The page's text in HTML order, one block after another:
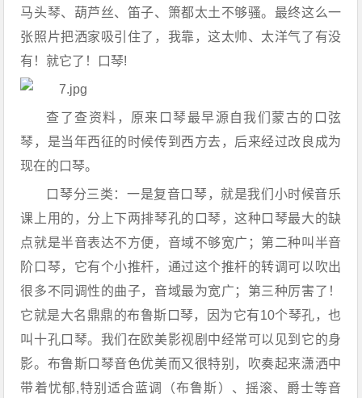
马头琴、葫芦丝、笛子、箫都太土不够骚。最终这么一
张照片把洒家吸引住了，我靠，这太帅、太洋气了有没
有！就它了！口琴!
查了查资料，原来口琴最早源自我们蒙古的口弦
琴，是当年西征的时候传到西方去，后来经过改良成为
现在的口琴。
口琴分三类：一是复音口琴，就是我们小时候音乐
课上用的，分上下两排琴孔的口琴，这种口琴最大的缺
点就是半音表达不方便，音域不够宽广；第二种叫半音
阶口琴，它有个小推杆，通过这个推杆的转调可以吹出
很多不同调性的曲子，音域最为宽广；第三种厉害了！
它就是大名鼎鼎的布鲁斯口琴，因为它有10个琴孔，也
叫十孔口琴。我们在欧美影视剧中经常可以见到它的身
影。布鲁斯口琴音色优美而又很特别，吹奏起来潇洒中
带着忧郁,特别适合蓝调（布鲁斯）、摇滚、爵士等音